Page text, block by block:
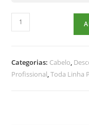
Categorias: Cabelo,
Profissional,Toda Linha